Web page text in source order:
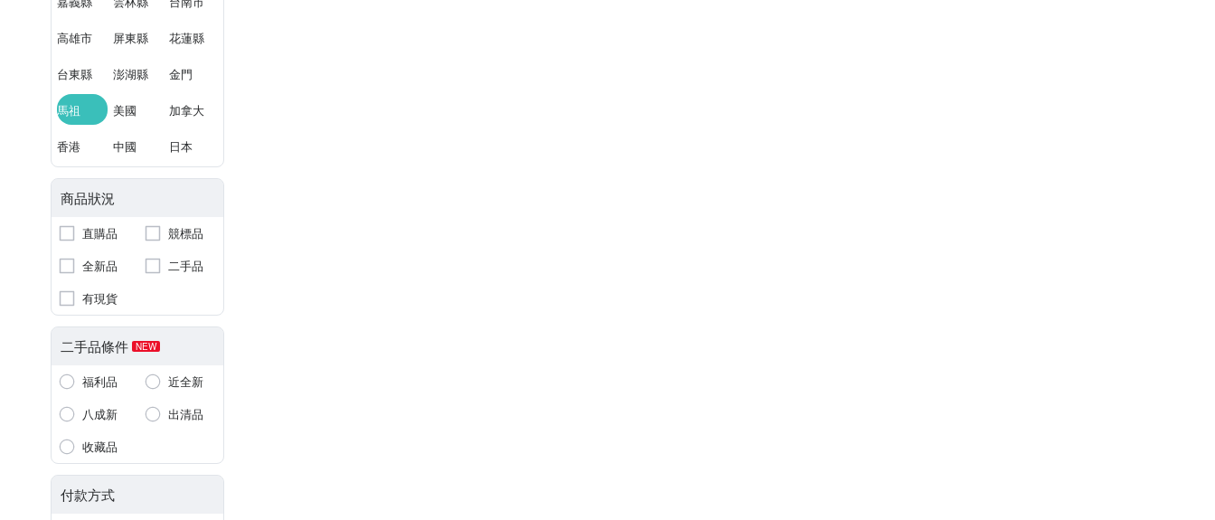
高雄市 屏東縣 花蓮縣
台東縣 澎湖縣 金門
馬祖 美國 加拿大
香港 中國 日本
商品狀況
直購品
競標品
全新品
二手品
有現貨
二手品條件 NEW
福利品
近全新
八成新
出清品
收藏品
付款方式